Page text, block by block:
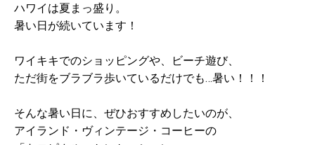
ハワイは夏まっ盛り。
暑い日が続いています！
ワイキキでのショッピングや、ビーチ遊び、
ただ街をブラブラ歩いているだけでも…暑い！！！
そんな暑い日に、ぜひおすすめしたいのが、
アイランド・ヴィンテージ・コーヒーの